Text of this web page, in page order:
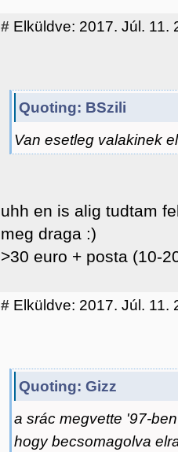
# Elküldve: 2017. Júl. 11.
Quoting: BSzili
Van esetleg valakinek
uhh en is alig tudtam
meg draga :)
>30 euro + posta (10-
# Elküldve: 2017. Júl. 11.
Quoting: Gizz
a srác megvette '97-
hogy becsomagolva